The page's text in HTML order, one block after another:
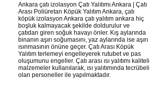
Ankara çatı izolasyon Çatı Yalıtımı Ankara | Çatı
Arası Poliüretan Köpük Yalıtım Ankara, çatı
köpük izolasyon Ankara çatı yalıtım ankara hiç
boşluk kalmayacak şekilde doldurulur ve
çatıdan giren soğuk havayı önler. Kış aylarında
binanın aşırı soğumasını, yaz aylarında ise aşırı
ısınmasının önüne geçer. Çatı Arası Köpük
Yalıtım terlemeyi engelleyerek rutubet ve pas
oluşumunu engeller. Çatı arası ısı yalıtımı kaliteli
malzemeler kullanılarak, ısı yalıtımında tecrübeli
olan personeller ile yapılmaktadır.